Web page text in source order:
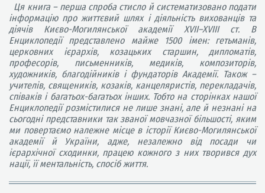
Ця книга – перша спроба стисло й систематизовано подати
інформацію про життєвий шлях і діяльність вихованців та
діячів Києво-Могилянської академії XVII–XVIII ст. В
Енциклопедії представлено майже 1500 імен: гетьманів,
церковних ієрархів, козацьких старшин, дипломатів,
професорів, письменників, медиків, композиторів,
художників, благодійників і фундаторів Академії. Також –
учителів, священиків, козаків, канцеляристів, перекладачів,
співаків і багатьох-багатьох інших. Тобто на сторінках нашої
Енциклопедії розмістилися не лише знані, але й незнані на
сьогодні представники так званої мовчазної більшості, яким
ми повертаємо належне місце в історії Києво-Могилянської
академії й України, адже, незалежно від посади чи
ієрархічної сходинки, працею кожного з них творився дух
нації, її ментальність, спосіб життя.